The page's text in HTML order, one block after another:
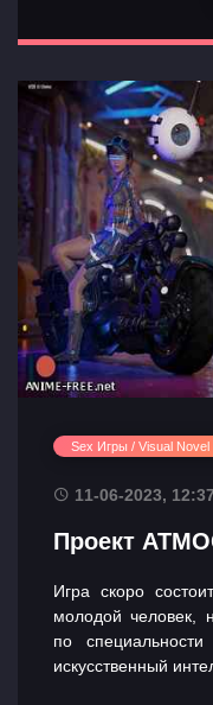
Sex Игры / Visual
11-06-2023, 12:37
Проект
Игра скоро
молодой человек,
по специальности
искусственный